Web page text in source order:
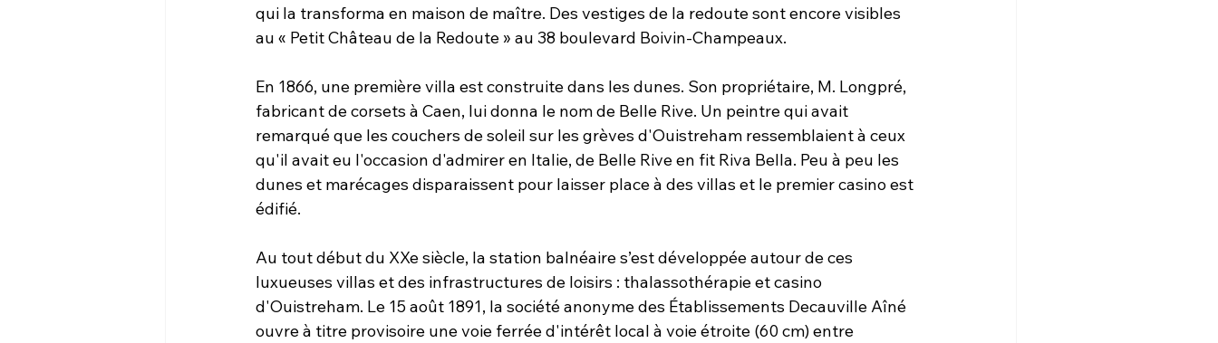
qui la transforma en maison de maître. Des vestiges de la redoute sont encore visibles
au « Petit Château de la Redoute » au 38 boulevard Boivin-Champeaux.
En 1866, une première villa est construite dans les dunes. Son propriétaire, M. Longpré,
fabricant de corsets à Caen, lui donna le nom de Belle Rive. Un peintre qui avait
remarqué que les couchers de soleil sur les grèves d'Ouistreham ressemblaient à ceux
qu'il avait eu l'occasion d'admirer en Italie, de Belle Rive en fit Riva Bella. Peu à peu les
dunes et marécages disparaissent pour laisser place à des villas et le premier casino est
édifié.
Au tout début du XXe siècle, la station balnéaire s’est développée autour de ces
luxueuses villas et des infrastructures de loisirs : thalassothérapie et casino
d'Ouistreham. Le 15 août 1891, la société anonyme des Établissements Decauville Aîné
ouvre à titre provisoire une voie ferrée d'intérêt local à voie étroite (60 cm) entre